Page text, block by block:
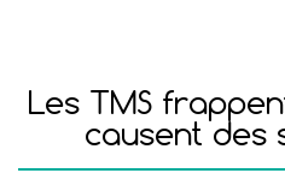
Les TMS
causent des